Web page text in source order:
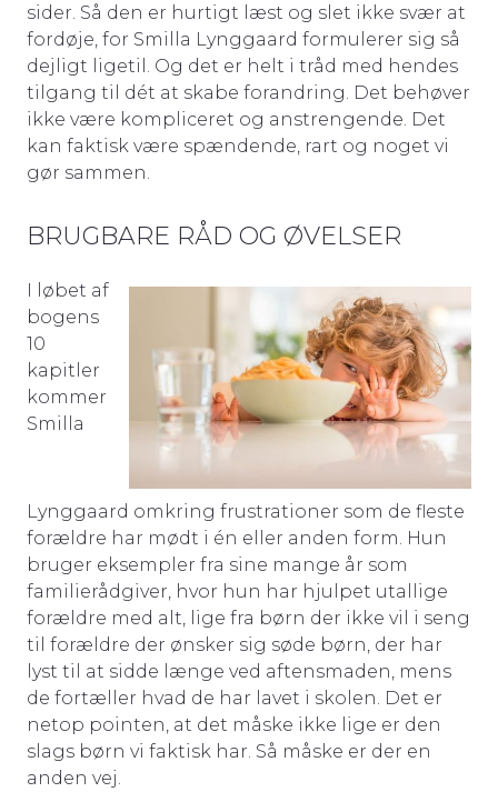
sider. Så den er hurtigt læst og slet ikke svær at
fordøje, for Smilla Lynggaard formulerer sig så
dejligt ligetil. Og det er helt i tråd med hendes
tilgang til dét at skabe forandring. Det behøver
ikke være kompliceret og anstrengende. Det
kan faktisk være spændende, rart og noget vi
gør sammen.
BRUGBARE RÅD OG ØVELSER
I løbet af
bogens
10
kapitler
kommer
Smilla
Lynggaard omkring frustrationer som de fleste
forældre har mødt i én eller anden form. Hun
bruger eksempler fra sine mange år som
familierådgiver, hvor hun har hjulpet utallige
forældre med alt, lige fra børn der ikke vil i seng
til forældre der ønsker sig søde børn, der har
lyst til at sidde længe ved aftensmaden, mens
de fortæller hvad de har lavet i skolen. Det er
netop pointen, at det måske ikke lige er den
slags børn vi faktisk har. Så måske er der en
anden vej.